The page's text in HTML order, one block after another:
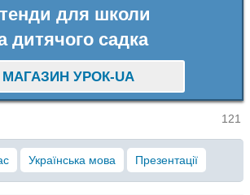
для школи
дитячого садка
МАГАЗИН УРОК-UA
121
Українська мова Презентації